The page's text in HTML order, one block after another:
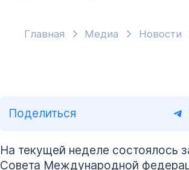
Главная Медиа Новости
Поделиться
На текущей неделе состоялось
Совета Международной